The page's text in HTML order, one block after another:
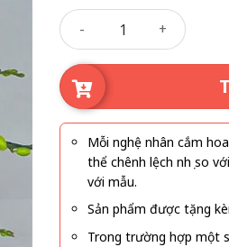
Chậu hồ điệp 12 cành số
Mỗi nghệ nhân cắm
thể chênh lệch nhẹ so
với mẫu.
Sản phẩm được tặng
Trong trường hợp một